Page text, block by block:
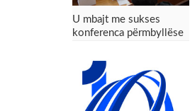
U mbajt me sukses
konferenca përmbyllëse
Industriale “Çukarka” –
Presheva fiton mundësi
të reja zhvillimi